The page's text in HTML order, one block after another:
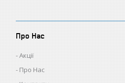
Про Нас
Акції
Про Нас